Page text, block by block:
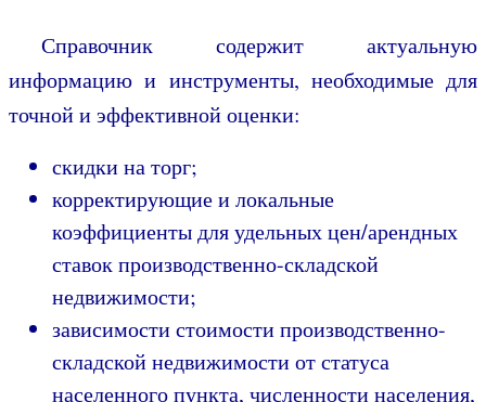
Справочник содержит актуальную
информацию и инструменты, необходимые для
точной и эффективной оценки:
скидки на торг;
корректирующие и локальные
коэффициенты для удельных цен/арендных
ставок производственно-складской
недвижимости;
зависимости стоимости производственно-
складской недвижимости от статуса
населенного пункта, численности населения,